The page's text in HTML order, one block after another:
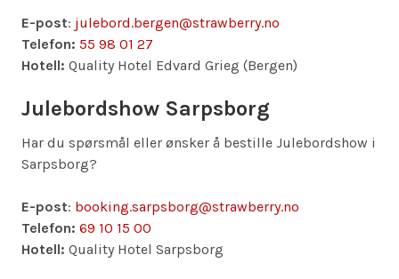
E-post: julebord.bergen@strawberry.no
Telefon: 55 98 01 27
Hotell: Quality Hotel Edvard Grieg (Bergen)
Julebordshow Sarpsborg
Har du spørsmål eller ønsker å bestille Julebordshow i
Sarpsborg?
E-post: booking.sarpsborg@strawberry.no
Telefon: 69 10 15 00
Hotell: Quality Hotel Sarpsborg